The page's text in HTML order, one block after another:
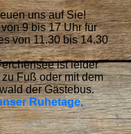
uns auf Sie!
9 bis 17 Uhr für
von 11.30 bis 14.30
ist leider
Fuß oder mit dem
der Gästebus.
Ruhetage,